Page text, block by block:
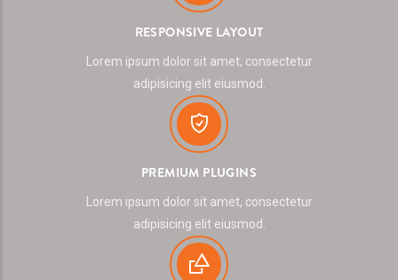
RESPONSIVE LAYOUT
Lorem ipsum dolor sit amet, consectetur
adipisicing elit eiusmod.
PREMIUM PLUGINS
Lorem ipsum dolor sit amet, consectetur
adipisicing elit eiusmod.